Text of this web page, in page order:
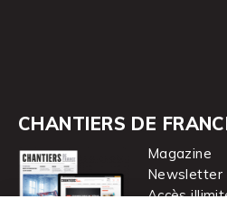
CHANTIERS DE
Magazine
Newsletter
Accès